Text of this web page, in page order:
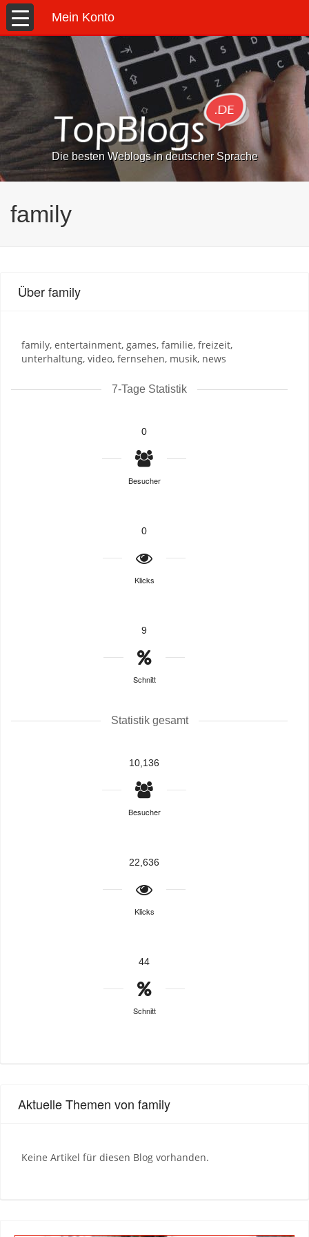
Mein Konto
Die besten Weblogs in deutscher Sprache
family
Über family
family, entertainment, games, familie, freizeit,
unterhaltung, video, fernsehen, musik, news
7-Tage Statistik
0
Besucher
0
Klicks
9
Schnitt
Statistik gesamt
10,136
Besucher
22,636
Klicks
44
Schnitt
Aktuelle Themen von family
Keine Artikel für diesen Blog vorhanden.